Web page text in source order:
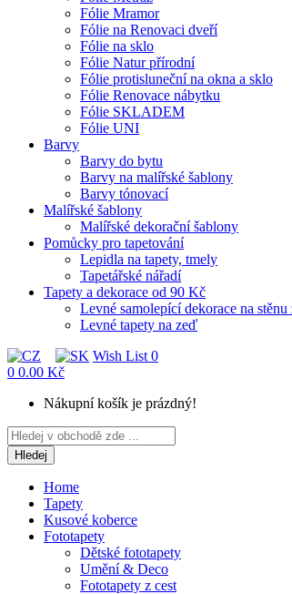
Fólie Mramor
Fólie na Renovaci dveří
Fólie na sklo
Fólie Natur přírodní
Fólie protisluneční na okna a sklo
Fólie Renovace nábytku
Fólie SKLADEM
Fólie UNI
Barvy
Barvy do bytu
Barvy na malířské šablony
Barvy tónovací
Malířské šablony
Malířské dekorační šablony
Pomůcky pro tapetování
Lepidla na tapety, tmely
Tapetářské nářadí
Tapety a dekorace od 90 Kč
Levné samolepící dekorace na
Levné tapety na zeď
Wish List 0
0 0.00 Kč
Nákupní košík je prázdný!
Hledej
Home
Tapety
Kusové koberce
Fototapety
Dětské fototapety
Umění & Deco
Fototapety z cest